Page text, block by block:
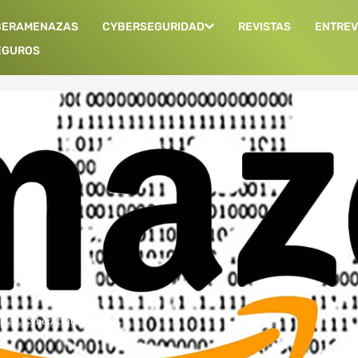
CYBERSEGURIDAD REVISTAS
, CyberAttacks